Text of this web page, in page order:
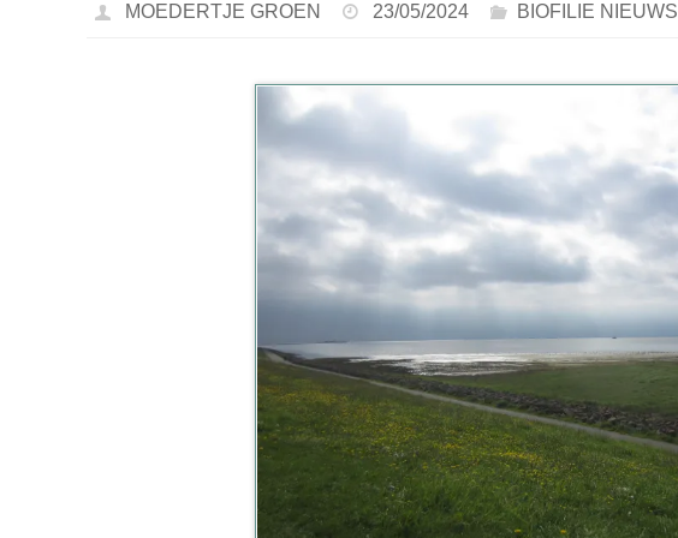
MOEDERTJE GROEN 23/05/2024 BIOFILIE NIEUWS